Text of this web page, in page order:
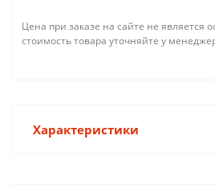
Цена при заказе на сайте не является
стоимость товара уточняйте у
Характеристики